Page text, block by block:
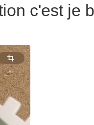
c'est je